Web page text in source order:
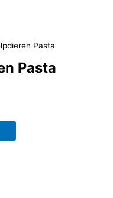
Pasta
Pasta